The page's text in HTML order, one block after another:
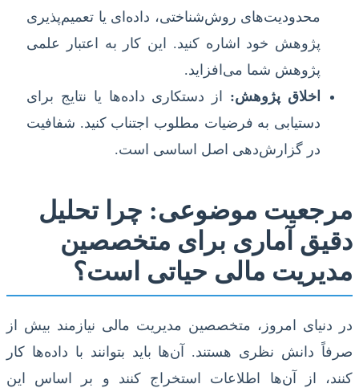
محدودیت‌های روش‌شناختی، داده‌ای یا تعمیم‌پذیری
پژوهش خود اشاره کنید. این کار به اعتبار علمی
پژوهش شما می‌افزاید.
اخلاق پژوهش: از دستکاری داده‌ها یا نتایج برای
دستیابی به فرضیات مطلوب اجتناب کنید. شفافیت
در گزارش‌دهی اصل اساسی است.
مرجعیت موضوعی: چرا تحلیل
دقیق آماری برای متخصصین
مدیریت مالی حیاتی است؟
در دنیای امروز، متخصصین مدیریت مالی نیازمند بیش از
صرفاً دانش نظری هستند. آن‌ها باید بتوانند با داده‌ها کار
کنند، از آن‌ها اطلاعات استخراج کنند و بر اساس این